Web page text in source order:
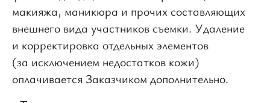
макияжа, маникюра и прочих составляющих
внешнего вида участников съемки. Удаление
и корректировка отдельных элементов
(за исключением недостатков кожи)
оплачивается Заказчиком дополнительно.